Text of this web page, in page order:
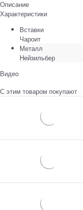
Описание
Характеристики
Вставки
Чароит
Металл
Нейзильбер
Видео
С этим товаром покупают